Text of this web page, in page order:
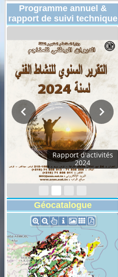
Programme annuel &
rapport de suivi technique
Programmes
Techniques 2026
Géocatalogue